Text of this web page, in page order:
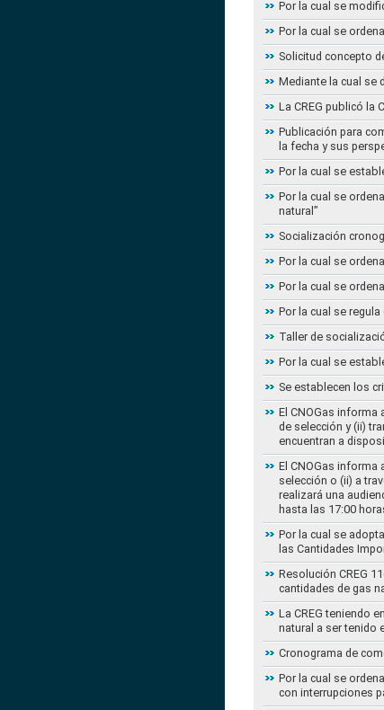
Por la cual se
Por la cual se
Solicitud concepto
Mediante la cual se
La CREG publicó la
Publicación para
la fecha y sus
Por la cual se
Por la cual se
natural”
Socialización
Por la cual se
Por la cual se
Por la cual se
Taller de
Por la cual se
Se establecen los
El CNOGas
de selección y (ii)
encuentran a
El CNOGas
selección o (ii) a
realizará una
hasta las 17:00
Por la cual se
las Cantidades
Resolución CREG
cantidades de gas
La CREG teniendo
natural a ser tenido
Cronograma de
Por la cual se
con interrupciones